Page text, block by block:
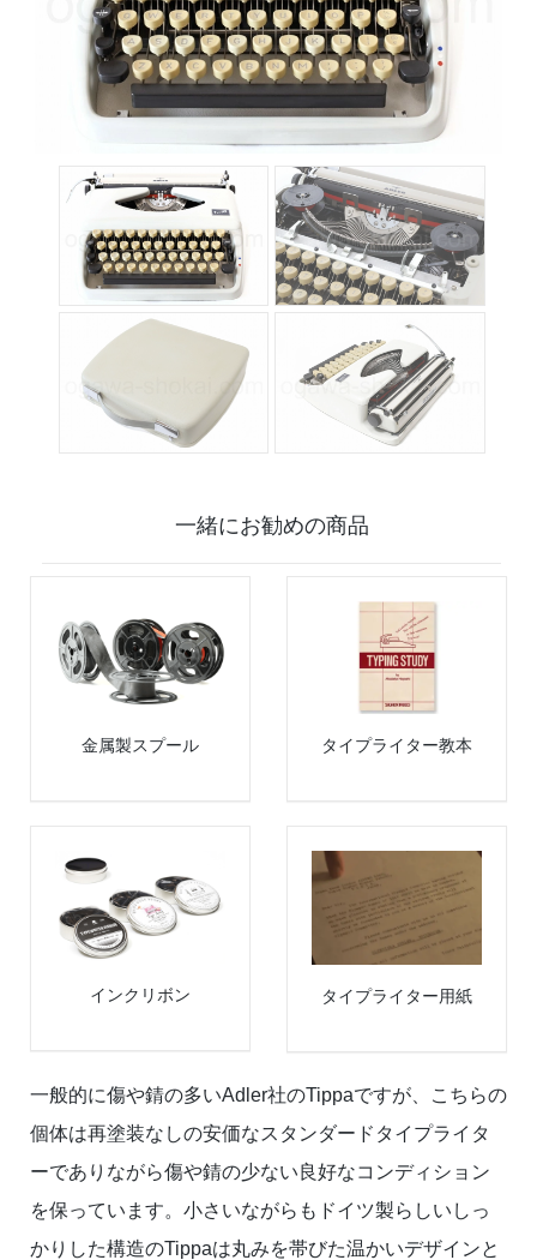
一緒にお勧めの商品
金属製スプール タイプライター教本
インクリボン タイプライター用紙
一般的に傷や錆の多いAdler社のTippaですが、こちらの
個体は再塗装なしの安価なスタンダードタイプライタ
ーでありながら傷や錆の少ない良好なコンディション
を保っています。小さいながらもドイツ製らしいしっ
かりした構造のTippaは丸みを帯びた温かいデザインと